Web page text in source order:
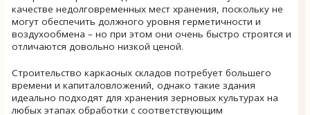
качестве недолговременных мест хранения, поскольку не
могут обеспечить должного уровня герметичности и
воздухообмена – но при этом они очень быстро строятся и
отличаются довольно низкой ценой.
Строительство каркасных складов потребует большего
времени и капиталовложений, однако такие здания
идеально подходят для хранения зерновых культурах на
любых этапах обработки с соответствующим